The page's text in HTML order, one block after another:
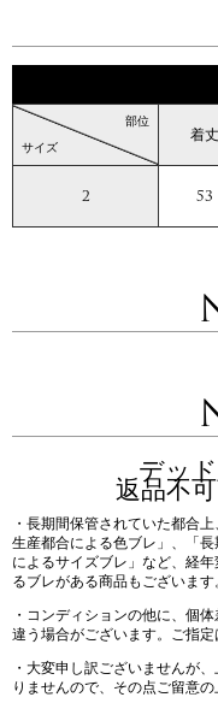
サイズ
部位
着丈
2 53
デッ
返品不
・長期間保管されていた都合
生産都合による色ブレ」、「
によるサイズブレ」など、経
るブレがある商品もございます
・コンディションの他に、個
違う場合がございます。ご指
・大変申し訳ございませんが
りませんので、その点ご留意